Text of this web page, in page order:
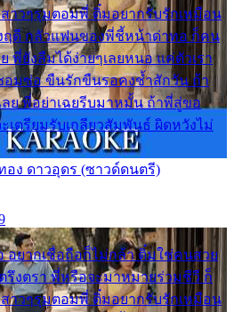
าวๆรุมตอมพี่ ติ๋มอยากรับรักเหมือน
ฤดี กลัวแฟนของพี่ชี้หน้าด่าทอ ก็คน
พี่ยังลืมได้ง่ายๆเลยหนอ แค่ตัวเรา
อมซ่อ ขืนรักขืนรอคงช้ำสักวัน ถ้า
ลย พี่อย่าเฉยรีบมาหมั้น ถ้าพี่สู่ขอ
เตรียมรับเกลียวสัมพันธ์ ผิดหวังไม่
ง ดาวอุดร (ซาวด์ดนตรี)
อยากเชื่อถือก็ไม่กล้า ติ๋มใช่คนสวย
รึงตรา พี่หรือจะมาหมายร่วมชีวี ก็
าวๆรุมตอมพี่ ติ๋มอยากรับรักเหมือน